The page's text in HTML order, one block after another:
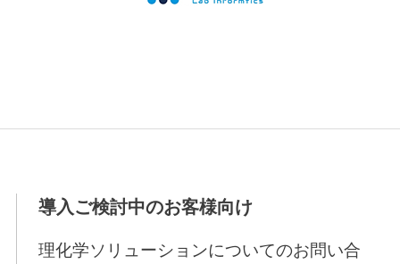
導入ご検討中のお客様向け
理化学ソリューションについてのお問い合